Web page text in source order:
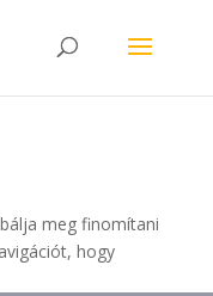
meg finomítani
hogy